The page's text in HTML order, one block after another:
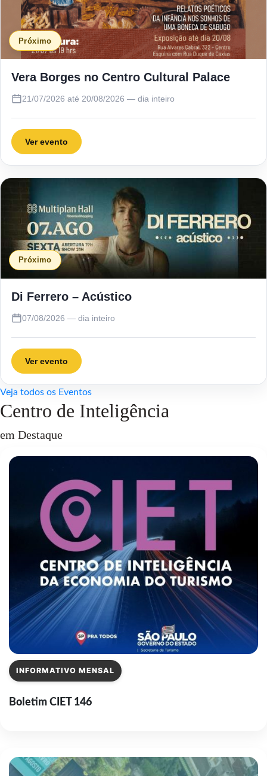
Próximo
Vera Borges no Centro Cultural Palace
21/07/2026 até 20/08/2026 — dia inteiro
Ver evento
Próximo
Di Ferrero – Acústico
07/08/2026 — dia inteiro
Ver evento
Veja todos os Eventos
Centro de Inteligência
em Destaque
INFORMATIVO MENSAL
Boletim CIET 146